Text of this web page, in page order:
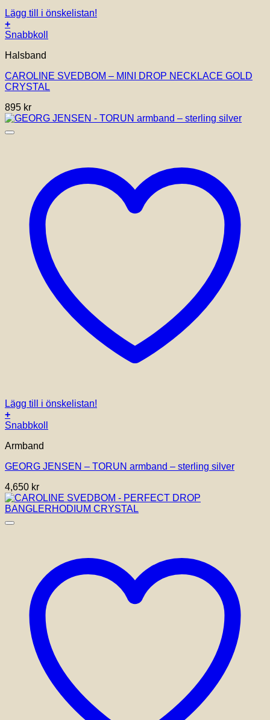
Lägg till i önskelistan!
+
Snabbkoll
Halsband
CAROLINE SVEDBOM – MINI DROP NECKLACE GOLD
CRYSTAL
895 kr
Lägg till i önskelistan!
+
Den
produkten
flera
De
olika
alternativen
kan
Snabbkoll
Armband
GEORG JENSEN – TORUN armband – sterling silver
4,650 kr